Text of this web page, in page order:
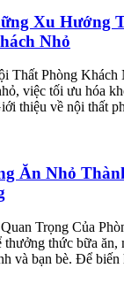
Xu Hướng
Nhỏ
Thất Phòng Khách
việc tối ưu hóa
thiệu về nội thất
Ăn Nhỏ
Trọng Của
thức bữa ăn,
và bạn bè. Để biến